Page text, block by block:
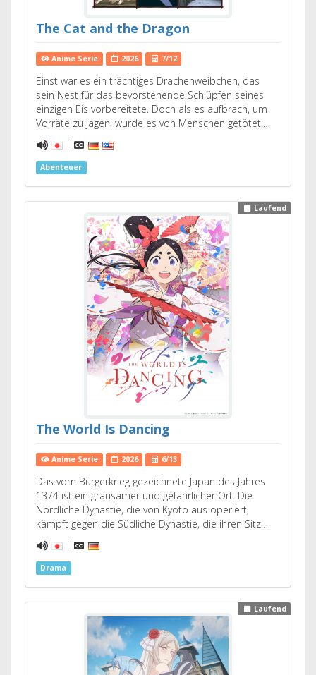
The Cat and the Dragon
Anime Serie 2026 7/12
Einst war es ein trächtiges Drachenweibchen, das
sein Nest für das bevorstehende Schlüpfen seines
einzigen Eis vorbereitete. Doch als es aufbrach, um
Vorräte zu jagen, wurde es von Menschen getötet.…
|
Abenteuer
Laufend
The World Is Dancing
Anime Serie 2026 6/13
Das vom Bürgerkrieg gezeichnete Japan des Jahres
1374 ist ein grausamer und gefährlicher Ort. Die
Nördliche Dynastie, die von Kyoto aus operiert,
kämpft gegen die Südliche Dynastie, die ihren Sitz…
|
Drama
Laufend